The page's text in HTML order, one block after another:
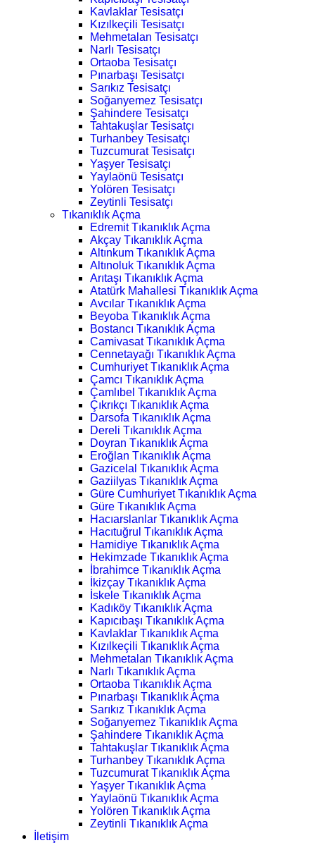
Kavlaklar Tesisatçı
Kızılkeçili Tesisatçı
Mehmetalan Tesisatçı
Narlı Tesisatçı
Ortaoba Tesisatçı
Pınarbaşı Tesisatçı
Sarıkız Tesisatçı
Soğanyemez Tesisatçı
Şahindere Tesisatçı
Tahtakuşlar Tesisatçı
Turhanbey Tesisatçı
Tuzcumurat Tesisatçı
Yaşyer Tesisatçı
Yaylaönü Tesisatçı
Yolören Tesisatçı
Zeytinli Tesisatçı
Tıkanıklık Açma
Edremit Tıkanıklık Açma
Akçay Tıkanıklık Açma
Altınkum Tıkanıklık Açma
Altınoluk Tıkanıklık Açma
Arıtaşı Tıkanıklık Açma
Atatürk Mahallesi Tıkanıklık Açma
Avcılar Tıkanıklık Açma
Beyoba Tıkanıklık Açma
Bostancı Tıkanıklık Açma
Camivasat Tıkanıklık Açma
Cennetayağı Tıkanıklık Açma
Cumhuriyet Tıkanıklık Açma
Çamcı Tıkanıklık Açma
Çamlıbel Tıkanıklık Açma
Çıkrıkçı Tıkanıklık Açma
Darsofa Tıkanıklık Açma
Dereli Tıkanıklık Açma
Doyran Tıkanıklık Açma
Eroğlan Tıkanıklık Açma
Gazicelal Tıkanıklık Açma
Gaziilyas Tıkanıklık Açma
Güre Cumhuriyet Tıkanıklık Açma
Güre Tıkanıklık Açma
Hacıarslanlar Tıkanıklık Açma
Hacıtuğrul Tıkanıklık Açma
Hamidiye Tıkanıklık Açma
Hekimzade Tıkanıklık Açma
İbrahimce Tıkanıklık Açma
İkizçay Tıkanıklık Açma
İskele Tıkanıklık Açma
Kadıköy Tıkanıklık Açma
Kapıcıbaşı Tıkanıklık Açma
Kavlaklar Tıkanıklık Açma
Kızılkeçili Tıkanıklık Açma
Mehmetalan Tıkanıklık Açma
Narlı Tıkanıklık Açma
Ortaoba Tıkanıklık Açma
Pınarbaşı Tıkanıklık Açma
Sarıkız Tıkanıklık Açma
Soğanyemez Tıkanıklık Açma
Şahindere Tıkanıklık Açma
Tahtakuşlar Tıkanıklık Açma
Turhanbey Tıkanıklık Açma
Tuzcumurat Tıkanıklık Açma
Yaşyer Tıkanıklık Açma
Yaylaönü Tıkanıklık Açma
Yolören Tıkanıklık Açma
Zeytinli Tıkanıklık Açma
İletişim